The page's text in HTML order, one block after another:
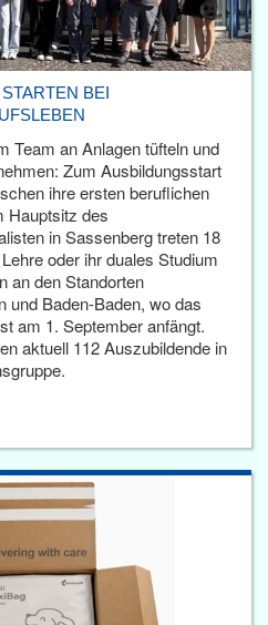
BEI
Team an Anlagen tüfteln und
Zum Ausbildungsstart
ihre ersten beruflichen
Hauptsitz des
in Sassenberg treten 18
oder ihr duales Studium
an den Standorten
und Baden-Baden, wo das
am 1. September anfängt.
aktuell 112 Auszubildende in